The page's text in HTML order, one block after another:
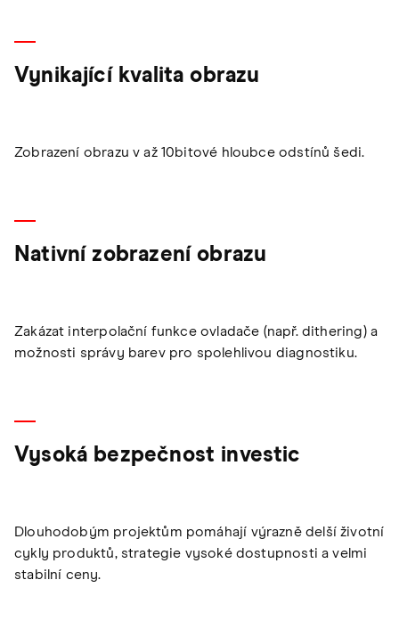
Vynikající kvalita obrazu
Zobrazení obrazu v až 10bitové hloubce odstínů šedi.
Nativní zobrazení obrazu
Zakázat interpolační funkce ovladače (např. dithering) a
možnosti správy barev pro spolehlivou diagnostiku.
Vysoká bezpečnost investic
Dlouhodobým projektům pomáhají výrazně delší životní
cykly produktů, strategie vysoké dostupnosti a velmi
stabilní ceny.